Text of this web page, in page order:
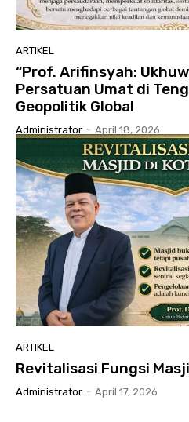
ARTIKEL
“Prof. Arifinsyah:
Persatuan Umat di
Geopolitik Global
Administrator - April 18, 2026
ARTIKEL
Revitalisasi Fungsi
Administrator - April 17, 2026